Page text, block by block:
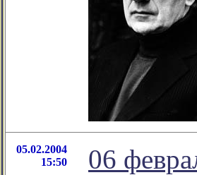
05.02.2004
15:50
06